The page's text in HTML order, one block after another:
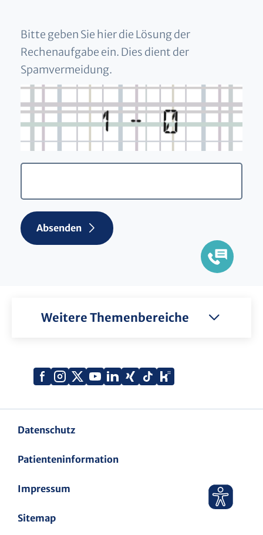
Bitte geben Sie hier die Lösung der
Rechenaufgabe ein. Dies dient der
Spamvermeidung.
Absenden
Weitere Themenbereiche
Facebook
Instagram
X
YouTube
LinkedIn
Xing TiktokKununu
Datenschutz
Patienteninformation
Impressum
Sitemap